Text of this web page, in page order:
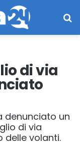
di via
denunciato un
di via
delle volanti.